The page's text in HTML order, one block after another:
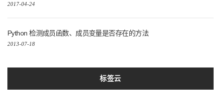
2017-04-24
Python 检测成员函数、成员变量是否存在的方法
2013-07-18
标签云